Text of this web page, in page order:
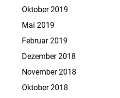
Oktober 2019
Mai 2019
Februar 2019
Dezember 2018
November 2018
Oktober 2018